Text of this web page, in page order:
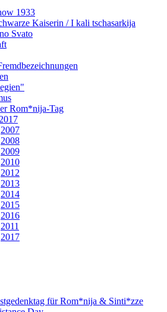
1933
Kaiserin / I kali tschasarkija
Svato
Rom*nija-Tag
2007
2008
2009
2010
2012
2013
2014
2015
2016
2011
2017
für Rom*nija & Sinti*zze